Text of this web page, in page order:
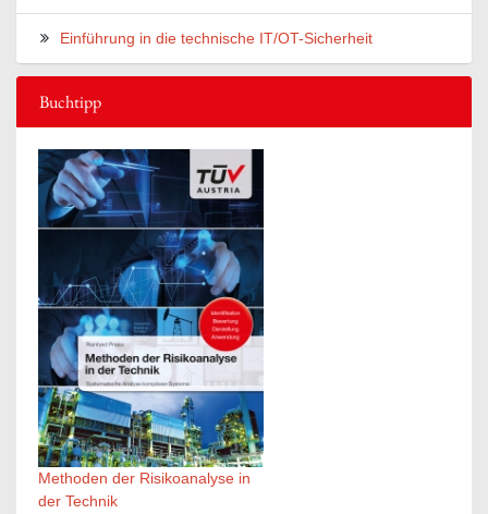
Einführung in die technische IT/OT-Sicherheit
Buchtipp
Methoden der Risikoanalyse in
der Technik